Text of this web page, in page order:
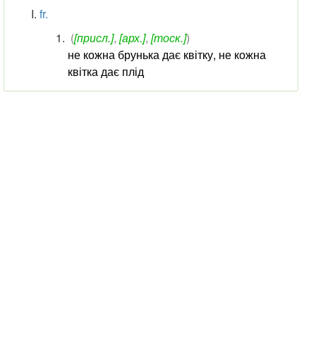
fr.
([присл.], [арх.], [тоск.])
не кожна брунька дає квітку, не кожна
квітка дає плід